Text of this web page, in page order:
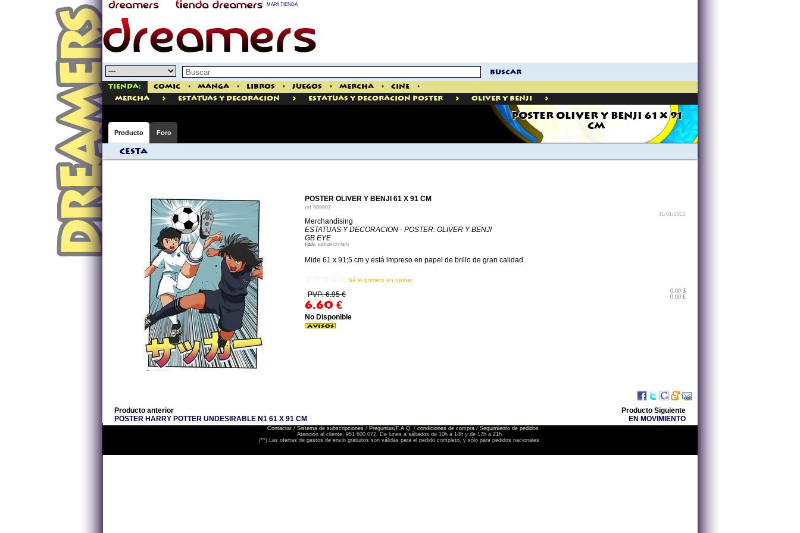
MAPA TIENDA
buscar
Tienda: Comic > Manga > Libros > Juegos > Mercha > Cine
>
mercha
> ESTATUAS Y DECORACION > Estatuas Y Decoracion Poster > Oliver Y Benji >
POSTER OLIVER Y BENJI 61 X 91
CM
Producto Foro
Cesta
POSTER OLIVER Y BENJI 61 X 91 CM
ref 909907
31/01/2022
Merchandising
ESTATUAS Y DECORACION - POSTER: OLIVER Y BENJI
GB EYE
EAN: 8435497272425
Mide 61 x 91;5 cm y está impreso en papel de brillo de gran calidad
Sé el primero en opinar
PVP: 6.95 €
6.60 €
0.00 $
0.00 £
No Disponible
Producto anterior
POSTER HARRY POTTER UNDESIRABLE N1 61 X 91 CM
Producto Siguiente
EN MOVIMIENTO
Contactar / Sistema de subscripciones / Preguntas/F.A.Q. / condiciones de compra / Seguimiento de pedidos
Atención al cliente: 951 600 072. De lunes a sábados de 10h a 14h y de 17h a 21h.
(**) Las ofertas de gastos de envio gratuitos son válidas para el pedido completo, y sólo para pedidos nacionales.